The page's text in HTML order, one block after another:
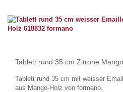
Tablett rund 35 cm Zitrone
Tablett rund 35 cm mit weisser
aus Mango-Holz von formano.